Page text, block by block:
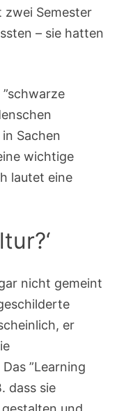
zwei Semester
– sie hatten
Sachen
wichtige
lautet eine
nicht gemeint
er
”Learning
dass sie